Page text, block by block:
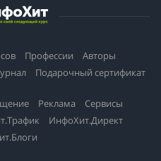
Профессии
Авторы
Подарочный сертификат
Реклама
Сервисы
ИнфоХит.Директ